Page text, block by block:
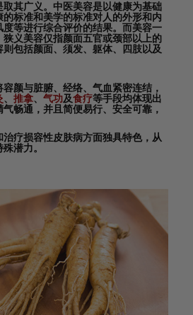
其广义。中医美容是以健康为基础
标准和美学的标准对人的外形和内
等进行综合评价的结果。而美容一
义美容仅指颜面五官或颈部以上的
包括颜面、须发、躯体、四肢以及
容颜与脏腑、 经络、 气血紧密连结，
、 推拿、 气功及食疗等手段均体现出
畅通，并且简便易行、安全可靠，
疗损容性皮肤病方面独具特色，从
潜力。